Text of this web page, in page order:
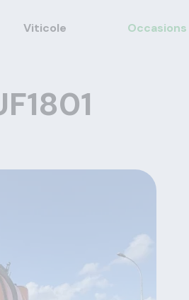
Viticole Occasions